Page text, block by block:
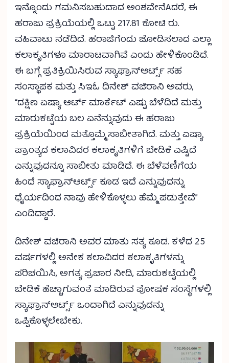
ಇನ್ನೊಂದು ಗಮನಿಸಬಹುದಾದ ಅಂಶವೇನೆAದರೆ, ಈ
ಹರಾಜು ಪ್ರಕ್ರಿಯೆಯಲ್ಲಿ ಒಟ್ಟು 217.81 ಕೋಟಿ ರು.
ವಹಿವಾಟು ನಡೆದಿದೆ. ಹರಾಜಿಗೆಂದು ಜೋಡಿಸಲಾದ ಎಲ್ಲಾ
ಕಲಾಕೃತಿಗಳೂ ಮಾರಾಟವಾಗಿವೆ ಎಂದು ಹೇಳಿಕೊಂಡಿದೆ.
ಈ ಬಗ್ಗೆ ಪ್ರತಿಕ್ರಿಯಿಸಿರುವ ಸ್ಯಾಫ್ರಾನ್‌ಆರ್ಟ್ಸ್ ಸಹ
ಸಂಸ್ಥಾಪಕ ಮತ್ತು ಸಿಇಓ ದಿನೇಶ್ ವಜಿರಾನಿ ಅವರು,
“ದಕ್ಷಿಣ ಏಷ್ಯಾ ಆರ್ಟ್ ಮಾರ್ಕೆಟ್ ಎಷ್ಟು ಬೆಳೆದಿದೆ ಮತ್ತು
ಮಾರುಕಟ್ಟೆಯ ಬಲ ಏನೆನ್ನುವುದು ಈ ಹರಾಜು
ಪ್ರಕ್ರಿಯೆಯಿಂದ ಮತ್ತೊಮ್ಮೆ ಸಾಬೀತಾಗಿದೆ. ಮತ್ತು ಏಷ್ಯಾ
ಪ್ರಾಂತ್ಯದ ಕಲಾವಿದರ ಕಲಾಕೃತಿಗಳಿಗೆ ಬೇಡಿಕೆ ಎಷ್ಟಿದೆ
ಎನ್ನುವುದನ್ನೂ ಸಾಬೀತು ಮಾಡಿದೆ. ಈ ಬೆಳೆವಣಿಗೆಯ
ಹಿಂದೆ ಸ್ಯಾಫ್ರಾನ್‌ಆರ್ಟ್ಸ್ ಕೂಡ ಇದೆ ಎನ್ನುವುದನ್ನು
ಧೈರ್ಯದಿಂದ ನಾವು ಹೇಳಿಕೊಳ್ಳಲು ಹೆಮ್ಮೆ ಪಡುತ್ತೇವೆ”
ಎಂದಿದ್ದಾರೆ.
ದಿನೇಶ್ ವಜಿರಾನಿ ಅವರ ಮಾತು ಸತ್ಯ ಕೂಡ. ಕಳೆದ 25
ವರ್ಷಗಳಲ್ಲಿ ಅನೇಕ ಕಲಾವಿದರ ಕಲಾಕೃತಿಗಳನ್ನು
ಪರಿಚಯಿಸಿ, ಅಗತ್ಯ ಪ್ರಚಾರ ನೀಡಿ, ಮಾರುಕಟ್ಟೆಯಲ್ಲಿ
ಬೇಡಿಕೆ ಹೆಚ್ಚಾಗುವಂತೆ ಮಾಡಿರುವ ಪೋಷಕ ಸಂಸ್ಥೆಗಳಲ್ಲಿ
ಸ್ಯಾಫ್ರಾನ್‌ಆರ್ಟ್ಸ್ ಒಂದಾಗಿದೆ ಎನ್ನುವುದನ್ನು
ಒಪ್ಪಿಕೊಳ್ಳಲೇಬೇಕು.